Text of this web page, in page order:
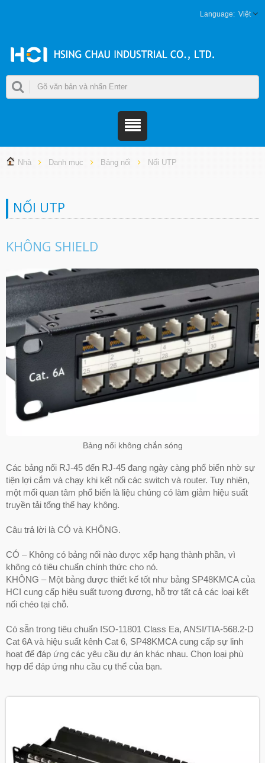
Việt
Nhà Danh mục Bảng nối Nối UTP
NỐI UTP
KHÔNG SHIELD
Bảng nối không chắn sóng
Các bảng nối RJ-45 đến RJ-45 đang ngày càng phổ biến nhờ sự
tiện lợi cắm và chạy khi kết nối các switch và router. Tuy nhiên,
một mối quan tâm phổ biến là liệu chúng có làm giảm hiệu suất
truyền tải tổng thể hay không.
Câu trả lời là CÓ và KHÔNG.
CÓ – Không có bảng nối nào được xếp hạng thành phần, vì
không có tiêu chuẩn chính thức cho nó.
KHÔNG – Một bảng được thiết kế tốt như bảng SP48KMCA của
HCI cung cấp hiệu suất tương đương, hỗ trợ tất cả các loại kết
nối chéo tại chỗ.
Có sẵn trong tiêu chuẩn ISO-11801 Class Ea, ANSI/TIA-568.2-D
Cat 6A và hiệu suất kênh Cat 6, SP48KMCA cung cấp sự linh
hoạt để đáp ứng các yêu cầu dự án khác nhau. Chọn loại phù
hợp để đáp ứng nhu cầu cụ thể của bạn.